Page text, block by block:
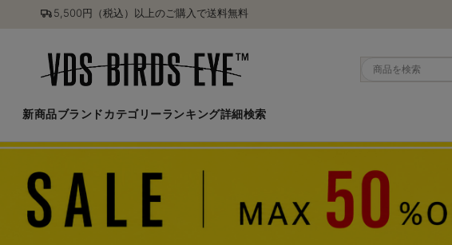
5,500円（税込）以上のご購入で送料無料
新商品ブランド カテゴリーランキング詳細検索